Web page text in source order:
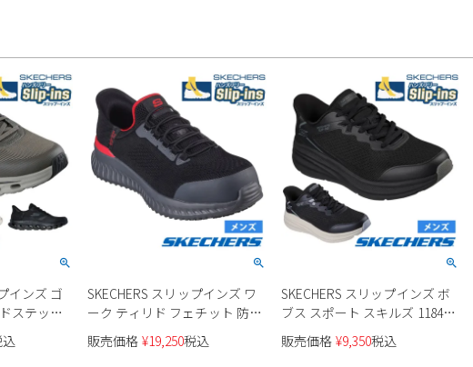
インズ ゴ
ステップ
ズ
SKECHERS スリップインズ ワ
ーク ティリド フェチット 防滑
性 200206WJ
販売価格 ¥19,250税込
SKECHERS スリップインズ ボ
ブス スポート スキルズ 118431
メンズ
販売価格 ¥9,350税込